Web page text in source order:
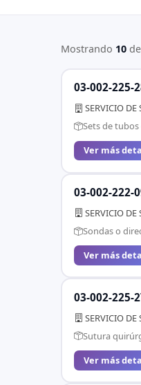
Mostrando 10 de
03-002-225-
SERVICIO DE
Sets de
Ver más
03-002-222-
SERVICIO DE
Sondas o
Ver más
03-002-225-
SERVICIO DE
Sutura
Ver más